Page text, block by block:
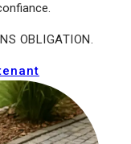
OBLIGATION.